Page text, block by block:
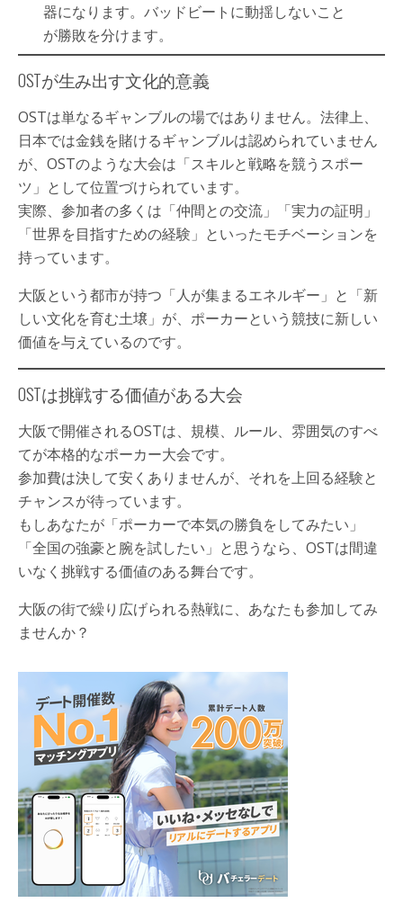
器になります。バッドビートに動揺しないこと
が勝敗を分けます。
OSTが生み出す文化的意義
OSTは単なるギャンブルの場ではありません。法律上、
日本では金銭を賭けるギャンブルは認められていません
が、OSTのような大会は「スキルと戦略を競うスポー
ツ」として位置づけられています。
実際、参加者の多くは「仲間との交流」「実力の証明」
「世界を目指すための経験」といったモチベーションを
持っています。
大阪という都市が持つ「人が集まるエネルギー」と「新
しい文化を育む土壌」が、ポーカーという競技に新しい
価値を与えているのです。
OSTは挑戦する価値がある大会
大阪で開催されるOSTは、規模、ルール、雰囲気のすべ
てが本格的なポーカー大会です。
参加費は決して安くありませんが、それを上回る経験と
チャンスが待っています。
もしあなたが「ポーカーで本気の勝負をしてみたい」
「全国の強豪と腕を試したい」と思うなら、OSTは間違
いなく挑戦する価値のある舞台です。
大阪の街で繰り広げられる熱戦に、あなたも参加してみ
ませんか？